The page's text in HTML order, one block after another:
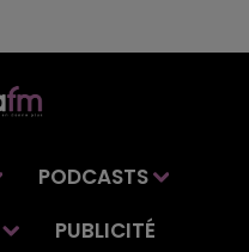
PODCASTS
PUBLICITÉ